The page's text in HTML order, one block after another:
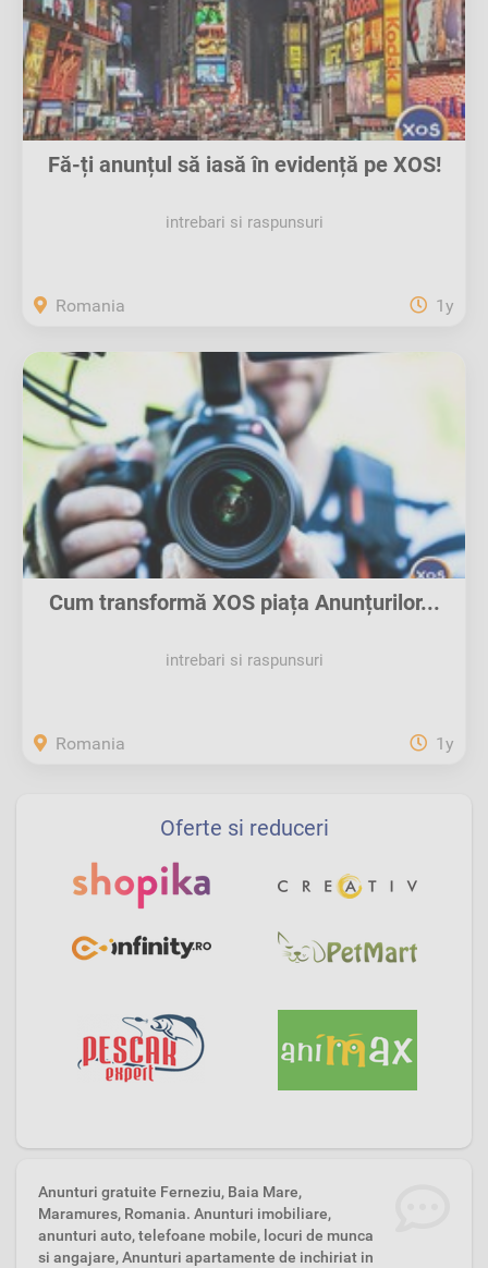
Fă-ți anunțul să iasă în evidență pe XOS!
intrebari si raspunsuri
Romania 1y
Cum transformă XOS piața Anunțurilor...
intrebari si raspunsuri
Romania 1y
Oferte si reduceri
Anunturi gratuite Ferneziu, Baia Mare,
Maramures, Romania. Anunturi imobiliare,
anunturi auto, telefoane mobile, locuri de munca
si angajare, Anunturi apartamente de inchiriat in